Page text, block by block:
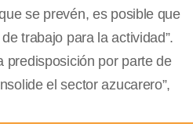
se prevén, es posible que
trabajo para la actividad”.
predisposición por parte de
el sector azucarero”,